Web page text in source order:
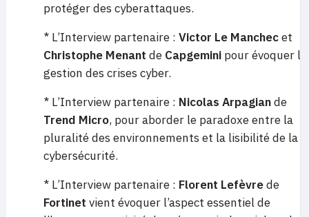
protéger des cyberattaques.
* L’Interview partenaire : Victor Le Manchecet
Christophe Menant de Capgemini pour évoquer la
gestion des crises cyber.
* L’Interview partenaire : Nicolas Arpagiande
Trend Micro, pour aborder le paradoxe entre la
pluralité des environnements et la lisibilité de la
cybersécurité.
* L’Interview partenaire : Florent Lefèvrede
Fortinet vient évoquer l’aspect essentiel de